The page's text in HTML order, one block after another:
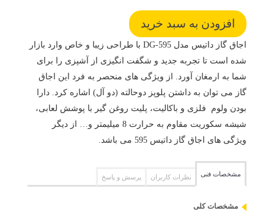
اجاق گاز داتیس مدل DG-595 با طراحی زیبا و خاص وارد بازار
شده است تا تجربه جدید و شگفت انگیزی از آشپزی را برای
شما به ارمغان آورد. از ویژگی های منحصر به فرد این اجاق
گاز می توان به داشتن پلوپز دوحالته (دو آل) اشاره کرد. دارا
بودن ولوم فلزی و باکالیت، پلیت روغن گیر با پوشش لعابی،
شیشه سکوریت مقاوم به حرارت 8 میلیمتر و… از دیگر
ویژگی های اجاق گاز داتیس 595 می باشد.
مشخصات فنی نظرات کاربران پرسش و پاسخ
مشخصات کلی